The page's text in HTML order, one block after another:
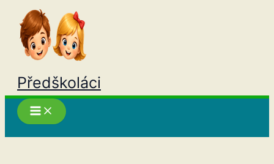
Přeskočit
obsah
Předškoláci